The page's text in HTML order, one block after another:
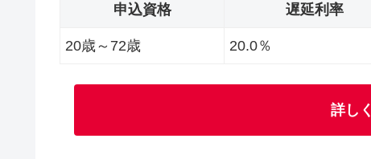
申込資格 遅延利率
20歳～72歳 20.0％
詳し